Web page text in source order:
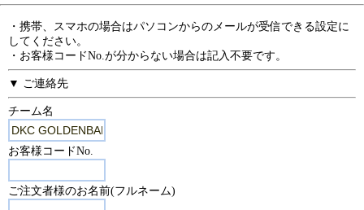
・携帯、スマホの場合はパソコンからのメールが受信できる設定に
してください。
・お客様コードNo.が分からない場合は記入不要です。
▼ ご連絡先
チーム名
お客様コードNo.
ご注文者様のお名前(フルネーム)